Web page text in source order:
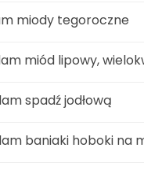
miody tegoroczne
miód lipowy,
spadź jodłową
baniaki hoboki na